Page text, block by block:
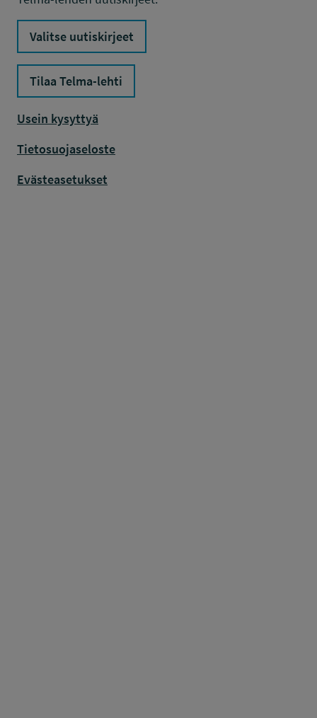
Valitse uutiskirjeet
Tilaa Telma-lehti
Usein kysyttyä
Tietosuojaseloste
Evästeasetukset